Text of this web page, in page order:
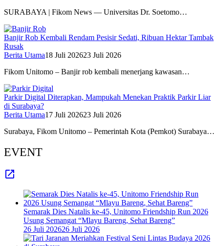
SURABAYA | Fikom News — Universitas Dr. Soetomo…
Banjir Rob Kembali Rendam Pesisir Sedati, Ribuan Hektar Tambak
Rusak
Berita Utama18 Juli 202623 Juli 2026
Fikom Unitomo – Banjir rob kembali menerjang kawasan…
Parkir Digital Diterapkan, Mampukah Menekan Praktik Parkir Liar
di Surabaya?
Berita Utama17 Juli 202623 Juli 2026
Surabaya, Fikom Unitomo – Pemerintah Kota (Pemkot) Surabaya…
EVENT
Semarak Dies Natalis ke-45, Unitomo Friendship Run 2026
Usung Semangat “Mlayu Bareng, Sehat Bareng”
26 Juli 202626 Juli 2026